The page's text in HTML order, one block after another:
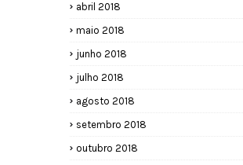
abril 2018
maio 2018
junho 2018
julho 2018
agosto 2018
setembro 2018
outubro 2018